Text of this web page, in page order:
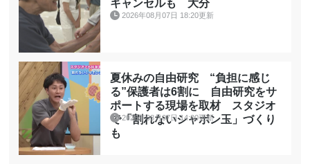
キャンセルも 大分
2026年08月07日 18:20更新
夏休みの自由研究 “負担に感じ
る”保護者は6割に 自由研究をサ
ポートする現場を取材 スタジオ
で「割れないシャボン玉」づくり
も
2026年08月07日 14:00更新